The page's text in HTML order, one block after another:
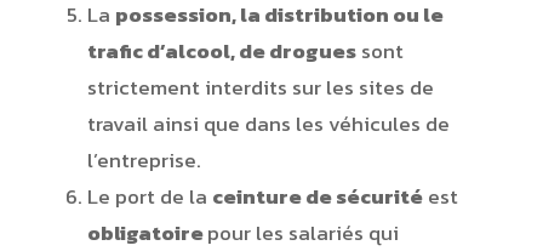
La possession, la distribution ou le
trafic d’alcool, de droguessont
strictement interdits sur les sites de
travail ainsi que dans les véhicules de
l’entreprise.
Le port de la ceinture de sécuritéest
obligatoirepour les salariés qui